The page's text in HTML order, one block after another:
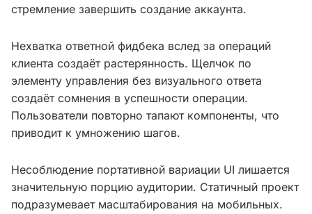
стремление завершить создание аккаунта.
Нехватка ответной фидбека вслед за операций
клиента создаёт растерянность. Щелчок по
элементу управления без визуального ответа
создаёт сомнения в успешности операции.
Пользователи повторно тапают компоненты, что
приводит к умножению шагов.
Несоблюдение портативной вариации UI лишается
значительную порцию аудитории. Статичный проект
подразумевает масштабирования на мобильных.